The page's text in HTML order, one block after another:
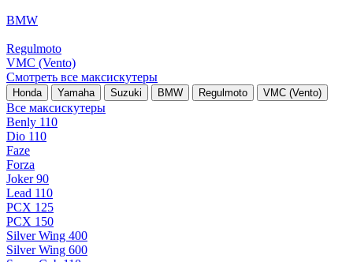
BMW
Regulmoto
VMC (Vento)
Смотреть все максискутеры
Honda Yamaha Suzuki BMW Regulmoto VMC (Vento)
Все максискутеры
Benly 110
Dio 110
Faze
Forza
Joker 90
Lead 110
PCX 125
PCX 150
Silver Wing 400
Silver Wing 600